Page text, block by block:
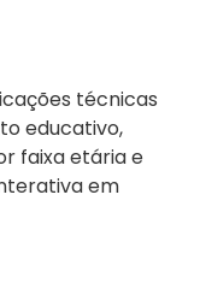
técnicas
educativo,
faixa etária e
em